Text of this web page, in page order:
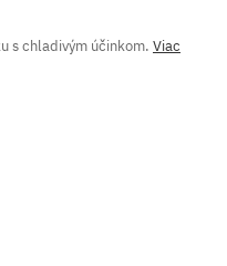
s chladivým účinkom. Viac